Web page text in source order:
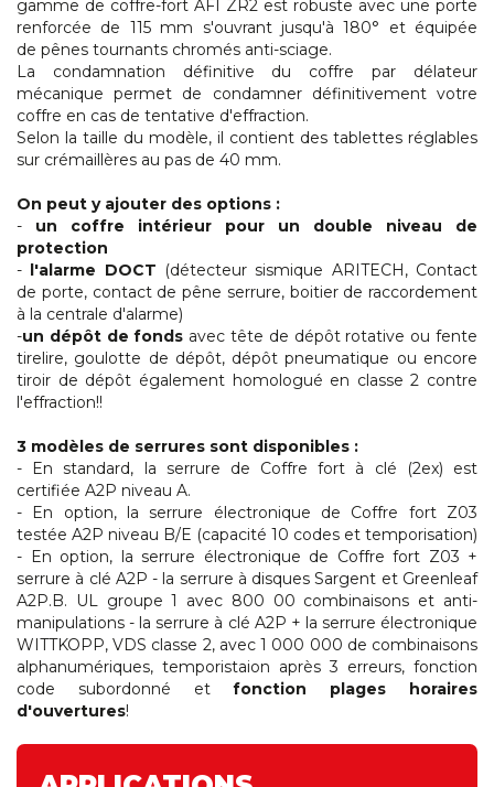
gamme de coffre-fort AFI ZR2 est robuste avec une porte
renforcée de 115 mm s'ouvrant jusqu'à 180° et équipée
de pênes tournants chromés anti-sciage.
La condamnation définitive du coffre par délateur
mécanique permet de condamner définitivement votre
coffre en cas de tentative d'effraction.
Selon la taille du modèle, il contient des tablettes réglables
sur crémaillères au pas de 40 mm.
On peut y ajouter des options :
- un coffre intérieur pour un double niveau de
protection
- l'alarme DOCT (détecteur sismique ARITECH, Contact
de porte, contact de pêne serrure, boitier de raccordement
à la centrale d'alarme)
-un dépôt de fonds avec tête de dépôt rotative ou fente
tirelire, goulotte de dépôt, dépôt pneumatique ou encore
tiroir de dépôt également homologué en classe 2 contre
l'effraction!!
3 modèles de serrures sont disponibles :
- En standard, la serrure de Coffre fort à clé (2ex) est
certifiée A2P niveau A.
- En option, la serrure électronique de Coffre fort Z03
testée A2P niveau B/E (capacité 10 codes et temporisation)
- En option, la serrure électronique de Coffre fort Z03 +
serrure à clé A2P - la serrure à disques Sargent et Greenleaf
A2P.B. UL groupe 1 avec 800 00 combinaisons et anti-
manipulations - la serrure à clé A2P + la serrure électronique
WITTKOPP, VDS classe 2, avec 1 000 000 de combinaisons
alphanumériques, temporistaion après 3 erreurs, fonction
code subordonné etfonction plages horaires
d'ouvertures!